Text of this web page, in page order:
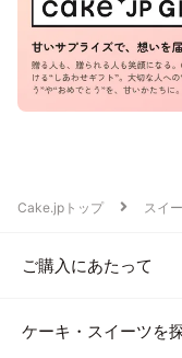
Cake.jpトップ スイ
ご購入にあたって
ケーキ・スイーツを